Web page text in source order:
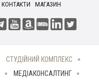
КОНТАКТИ МАГАЗИН
СТУДІЙНИЙ КОМПЛЕКС
МЕДІАКОНСАЛТИНГ